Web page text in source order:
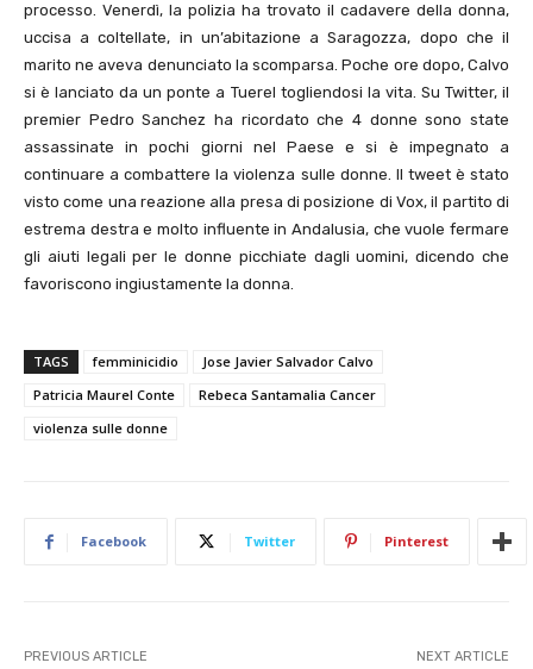
processo. Venerdì, la polizia ha trovato il cadavere della donna,
uccisa a coltellate, in un’abitazione a Saragozza, dopo che il
marito ne aveva denunciato la scomparsa. Poche ore dopo, Calvo
si è lanciato da un ponte a Tuerel togliendosi la vita. Su Twitter, il
premier Pedro Sanchez ha ricordato che 4 donne sono state
assassinate in pochi giorni nel Paese e si è impegnato a
continuare a combattere la violenza sulle donne. Il tweet è stato
visto come una reazione alla presa di posizione di Vox, il partito di
estrema destra e molto influente in Andalusia, che vuole fermare
gli aiuti legali per le donne picchiate dagli uomini, dicendo che
favoriscono ingiustamente la donna.
TAGS femminicidio
Jose Javier Salvador Calvo
Patricia Maurel Conte
Rebeca Santamalia Cancer
violenza sulle donne
Facebook Twitter Pinterest
PREVIOUS ARTICLE NEXT ARTICLE